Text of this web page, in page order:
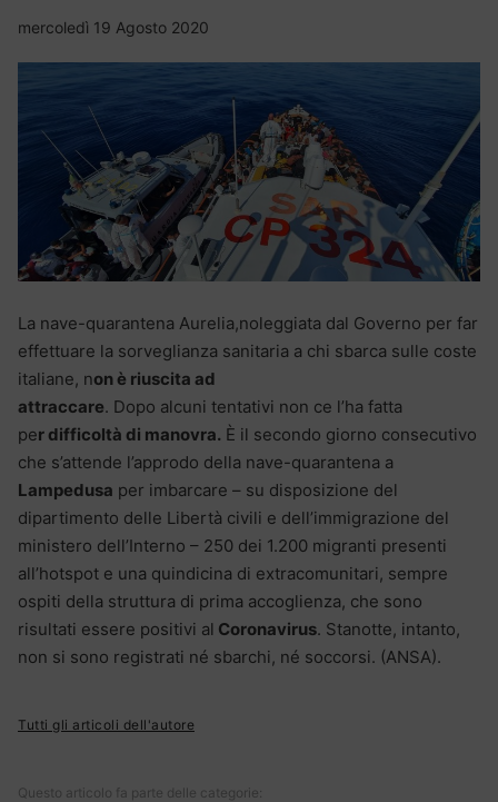
mercoledì 19 Agosto 2020
La nave-quarantena Aurelia,noleggiata dal Governo per far
effettuare la sorveglianza sanitaria a chi sbarca sulle coste
italiane, non è riuscita ad
attraccare. Dopo alcuni tentativi non ce l’ha fatta
per difficoltà di manovra. È il secondo giorno consecutivo
che s’attende l’approdo della nave-quarantena a
Lampedusa per imbarcare – su disposizione del
dipartimento delle Libertà civili e dell’immigrazione del
ministero dell’Interno – 250 dei 1.200 migranti presenti
all’hotspot e una quindicina di extracomunitari, sempre
ospiti della struttura di prima accoglienza, che sono
risultati essere positivi al Coronavirus. Stanotte, intanto,
non si sono registrati né sbarchi, né soccorsi. (ANSA).
Tutti gli articoli dell'autore
Questo articolo fa parte delle categorie: